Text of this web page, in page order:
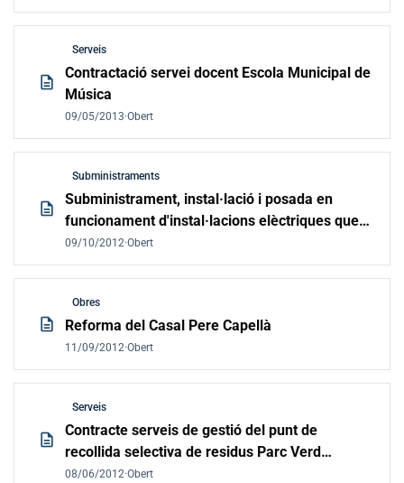
description
Serveis
Contractació servei docent Escola Municipal de
Música
09/05/2013·Obert
description
Subministraments
Subministrament, instal·lació i posada en
funcionament d'instal·lacions elèctriques que
millorin l'eficiència energètica de l'enllumenat
públic
09/10/2012·Obert
description
Obres
Reforma del Casal Pere Capellà
11/09/2012·Obert
description
Serveis
Contracte serveis de gestió del punt de
recollida selectiva de residus Parc Verd
d'Algaida
08/06/2012·Obert